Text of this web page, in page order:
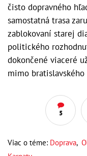
čisto dopravného
samostatná trasa
zablokovaní starej
politického
dokončené viaceré
mimo bratislavského
5
Viac o téme: Doprava,